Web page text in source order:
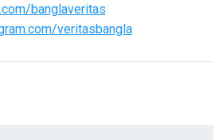
banglaveritas
veritasbangla